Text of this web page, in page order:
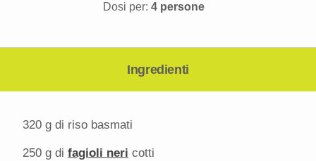
Dosi per: 4 persone
Ingredienti
320 g di riso basmati
250 g di fagioli neri cotti